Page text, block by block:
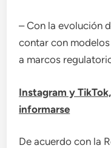
– Con la evolución
contar con
a marcos
Instagram y
informarse
De acuerdo con la